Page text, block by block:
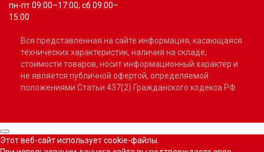
пн-пт 09:00–17:00; сб 09:00–
15:00
Вся представленная на сайте информация, касающаяся
технических характеристик, наличия на складе,
стоимости товаров, носит информационный характер и
не является публичной офертой, определяемой
положениями Статьи 437(2) Гражданского кодекса РФ
Этот веб-сайт использует cookie-файлы.